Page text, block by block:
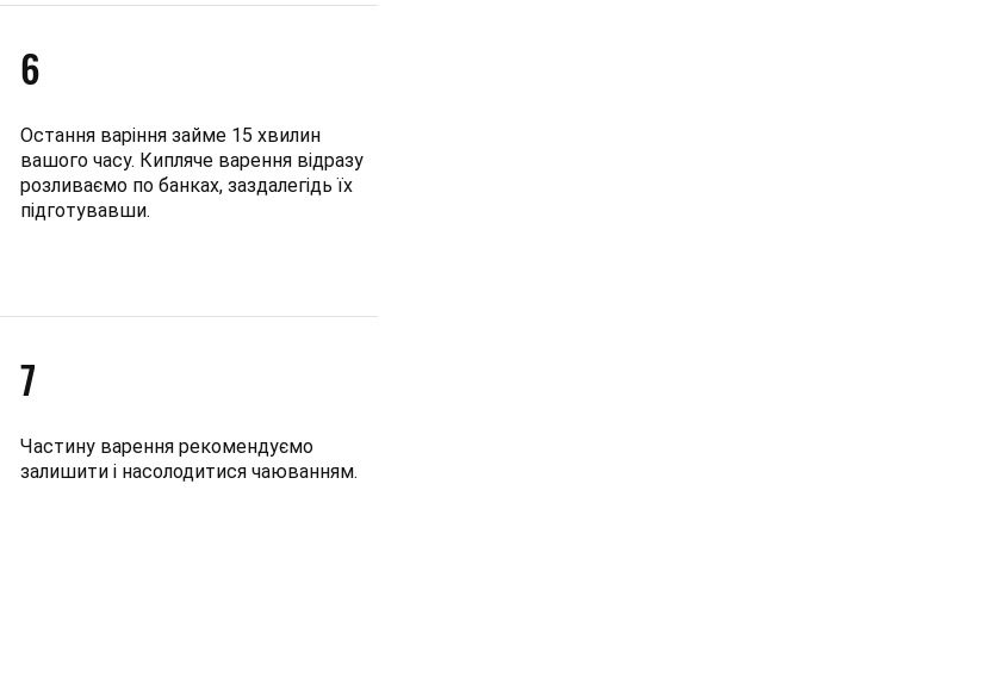
6
Остання варіння займе 15 хвилин
вашого часу. Кипляче варення відразу
розливаємо по банках, заздалегідь їх
підготувавши.
7
Частину варення рекомендуємо
залишити і насолодитися чаюванням.